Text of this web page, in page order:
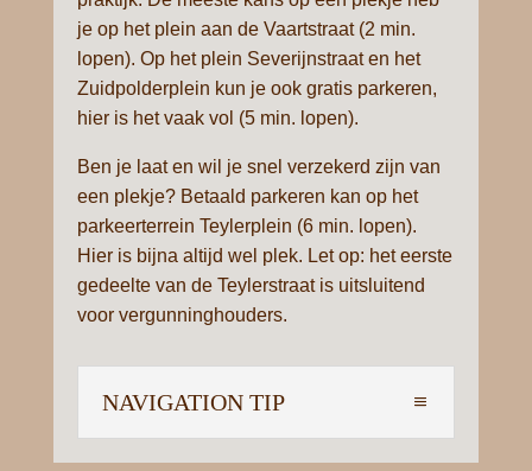
je op het plein aan de Vaartstraat (2 min.
lopen). Op het plein Severijnstraat en het
Zuidpolderplein kun je ook gratis parkeren,
hier is het vaak vol (5 min. lopen).
Ben je laat en wil je snel verzekerd zijn van
een plekje? Betaald parkeren kan op het
parkeerterrein Teylerplein (6 min. lopen).
Hier is bijna altijd wel plek. Let op: het eerste
gedeelte van de Teylerstraat is uitsluitend
voor vergunninghouders.
NAVIGATION TIP